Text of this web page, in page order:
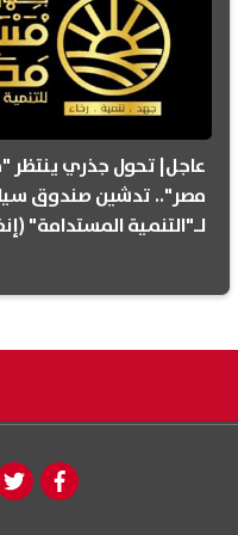
عاجل| تحول جذري ينتظر
مصر".. تدشين صندوق
لـ"التنمية المستدامة"